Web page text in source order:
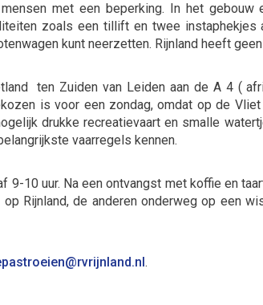
met een beperking. In het gebouw
zoals een tillift en twee instaphekjes
kunt neerzetten. Rijnland heeft
ten Zuiden van Leiden aan de A 4 (
is voor een zondag, omdat op de Vliet
drukke recreatievaart en smalle
vaarregels kennen.
10 uur. Na een ontvangst met koffie en
Rijnland, de anderen onderweg op een
@rvrijnland.nl .